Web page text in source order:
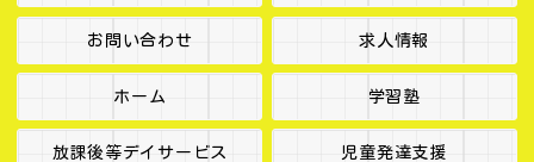
お問い合わせ 求人情報
ホーム 学習塾
放課後等デイサービス 児童発達支援